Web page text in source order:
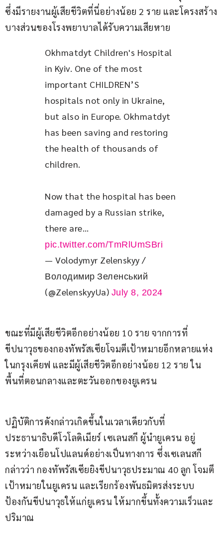
ซึ่งมีรายงานผู้เสียชีวิตที่นี่อย่างน้อย 2 ราย และโครงสร้าง
บางส่วนของโรงพยาบาลได้รับความเสียหาย
Okhmatdyt Children's Hospital
in Kyiv. One of the most
important CHILDREN’S
hospitals not only in Ukraine,
but also in Europe. Okhmatdyt
has been saving and restoring
the health of thousands of
children.
Now that the hospital has been
damaged by a Russian strike,
there are…
pic.twitter.com/TmRlUmSBri
— Volodymyr Zelenskyy /
Володимир Зеленський
(@ZelenskyyUa) July 8, 2024
ขณะที่มีผู้เสียชีวิตอีกอย่างน้อย 10 ราย จากการที่
ขีปนาวุธของกองทัพรัสเซียโจมตีเป้าหมายอีกหลายแห่ง
ในกรุงเคียฟ และมีผู้เสียชีวิตอีกอย่างน้อย 12 ราย ใน
พื้นที่ตอนกลางและตะวันออกของยูเครน
ปฏิบัติการดังกล่าวเกิดขึ้นในเวลาเดียวกับที่
ประธานาธิบดีโวโลดิเมียร์ เซเลนสกี ผู้นำยูเครน อยู่
ระหว่างเยือนโปแลนด์อย่างเป็นทางการ ซึ่งเซเลนสกี
กล่าวว่า กองทัพรัสเซียยิงขีปนาวุธประมาณ 40 ลูก โจมตี
เป้าหมายในยูเครน และเรียกร้องพันธมิตรส่งระบบ
ป้องกันขีปนาวุธให้แก่ยูเครน ให้มากขึ้นทั้งความเร็วและ
ปริมาณ